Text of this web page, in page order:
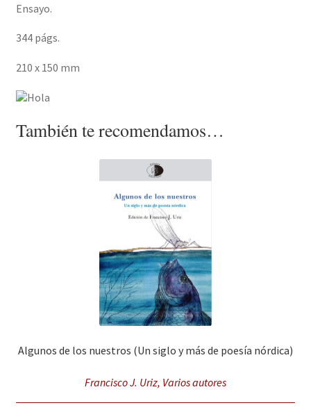
Ensayo.
344 págs.
210 x 150 mm
También te recomendamos…
Algunos de los nuestros (Un siglo y más de poesía nórdica)
Francisco J. Uriz, Varios autores